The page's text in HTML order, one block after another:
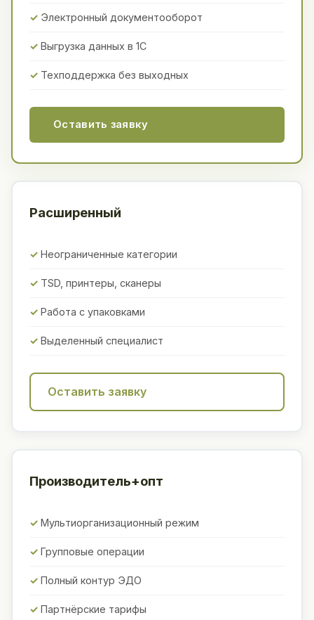
Электронный документооборот
Выгрузка данных в 1С
Техподдержка без выходных
Оставить заявку
Расширенный
Неограниченные категории
TSD, принтеры, сканеры
Работа с упаковками
Выделенный специалист
Оставить заявку
Производитель+опт
Мультиорганизационный режим
Групповые операции
Полный контур ЭДО
Партнёрские тарифы